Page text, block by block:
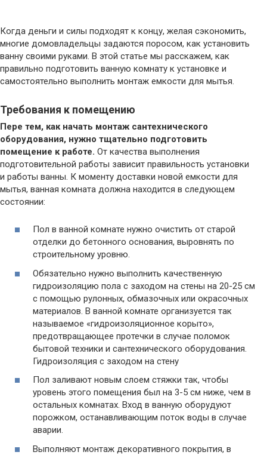
Когда деньги и силы подходят к концу, желая сэкономить,
многие домовладельцы задаются поросом, как установить
ванну своими руками. В этой статье мы расскажем, как
правильно подготовить ванную комнату к установке и
самостоятельно выполнить монтаж емкости для мытья.
Требования к помещению
Пере тем, как начать монтаж сантехнического
оборудования, нужно тщательно подготовить
помещение к работе. От качества выполнения
подготовительной работы зависит правильность установки
и работы ванны. К моменту доставки новой емкости для
мытья, ванная комната должна находится в следующем
состоянии:
Пол в ванной комнате нужно очистить от старой
отделки до бетонного основания, выровнять по
строительному уровню.
Обязательно нужно выполнить качественную
гидроизоляцию пола с заходом на стены на 20-25 см
с помощью рулонных, обмазочных или окрасочных
материалов. В ванной комнате организуется так
называемое «гидроизоляционное корыто»,
предотвращающее протечки в случае поломок
бытовой техники и сантехнического оборудования.
Гидроизоляция с заходом на стену
Пол заливают новым слоем стяжки так, чтобы
уровень этого помещения был на 3-5 см ниже, чем в
остальных комнатах. Вход в ванную оборудуют
порожком, останавливающим поток воды в случае
аварии.
Выполняют монтаж декоративного покрытия, в